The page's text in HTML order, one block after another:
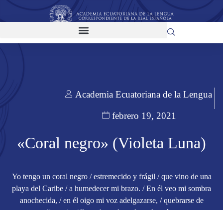
Academia Ecuatoriana de la Lengua
febrero 19, 2021
«Coral negro» (Violeta Luna)
Yo tengo un coral negro / estremecido y frágil / que vino de una
playa del Caribe / a humedecer mi brazo. / En él veo mi sombra
anochecida, / en él oigo mi voz adelgazarse, / quebrarse de